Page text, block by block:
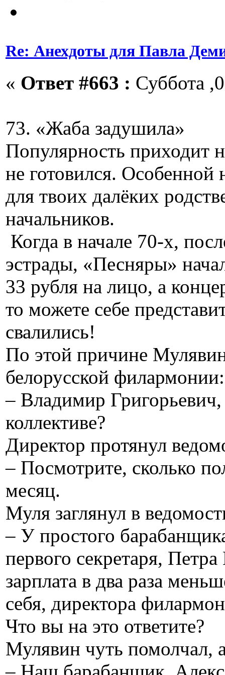
Re: Анехдоты для Павла
« Ответ #663 : Суббота
73. «Жаба задушила»
Популярность приходит
не готовился. Особенной
для твоих далёких
начальников.
Когда в начале 70-х,
эстрады, «Песняры»
33 рубля на лицо, а
то можете себе
свалились!
По этой причине
белорусской филармонии:
– Владимир Григорьевич,
коллективе?
Директор протянул
– Посмотрите, сколько
месяц.
Муля заглянул в
– У простого
первого секретаря,
зарплата в два раза
себя, директора
Что вы на это ответите?
Мулявин чуть помолчал,